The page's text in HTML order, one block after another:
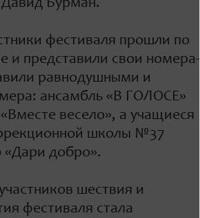
Бурман.
фестиваля прошли по
и представили свои номера-
равнодушными и
ансамбль «В ГОЛОСЕ»
весело», а учащиеся
школы №37
добро».
шествия и
фестиваля стала